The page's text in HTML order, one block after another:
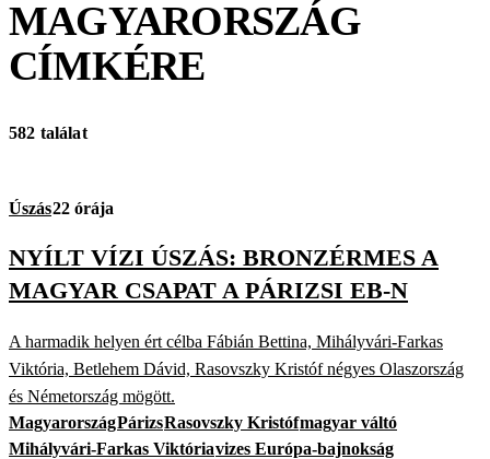
MAGYARORSZÁG
CÍMKÉRE
582 találat
Úszás22 órája
NYÍLT VÍZI ÚSZÁS: BRONZÉRMES A
MAGYAR CSAPAT A PÁRIZSI EB-N
A harmadik helyen ért célba Fábián Bettina, Mihályvári-Farkas
Viktória, Betlehem Dávid, Rasovszky Kristóf négyes Olaszország
és Németország mögött.
MagyarországPárizsRasovszky Kristófmagyar váltó
Mihályvári-Farkas Viktóriavizes Európa-bajnokság